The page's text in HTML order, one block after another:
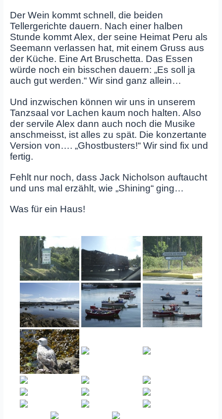
Der Wein kommt schnell, die beiden
Tellergerichte dauern. Nach einer halben
Stunde kommt Alex, der seine Heimat Peru als
Seemann verlassen hat, mit einem Gruss aus
der Küche. Eine Art Bruschetta. Das Essen
würde noch ein bisschen dauern: „Es soll ja
auch gut werden.“ Wir sind ganz allein…
Und inzwischen können wir uns in unserem
Tanzsaal vor Lachen kaum noch halten. Also
der servile Alex dann auch noch die Musike
anschmeisst, ist alles zu spät. Die konzertante
Version von…. „Ghostbusters!“ Wir sind fix und
fertig.
Fehlt nur noch, dass Jack Nicholson auftaucht
und uns mal erzählt, wie „Shining“ ging…
Was für ein Haus!